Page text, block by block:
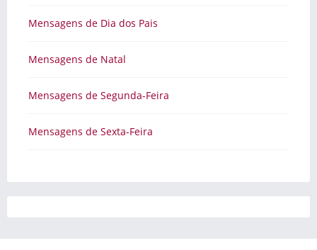
Mensagens de Dia dos Pais
Mensagens de Natal
Mensagens de Segunda-Feira
Mensagens de Sexta-Feira